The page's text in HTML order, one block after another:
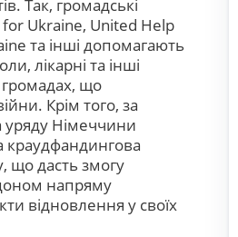
Так, громадські
for Ukraine, United Help
та інші допомагають
лікарні та інші
громадах, що
Крім того, за
Німеччини
краудфандингова
що дасть змогу
напряму
відновлення у своїх